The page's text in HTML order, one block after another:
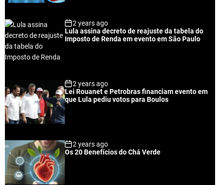
2 years ago
Lula assina decreto de reajuste da tabela do
Imposto de Renda em evento em São Paulo
2 years ago
Lei Rouanet e Petrobras financiam evento em
que Lula pediu votos para Boulos
2 years ago
Os 20 Benefícios do Chá Verde